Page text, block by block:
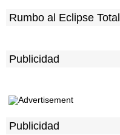
Rumbo al Eclipse Total
Publicidad
Publicidad